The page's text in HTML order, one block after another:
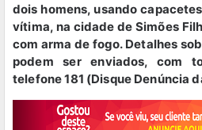
dois homens, usando
vítima, na cidade de Simões
com arma de fogo. Detalhes
podem ser enviados, com
telefone 181 (Disque Denúncia